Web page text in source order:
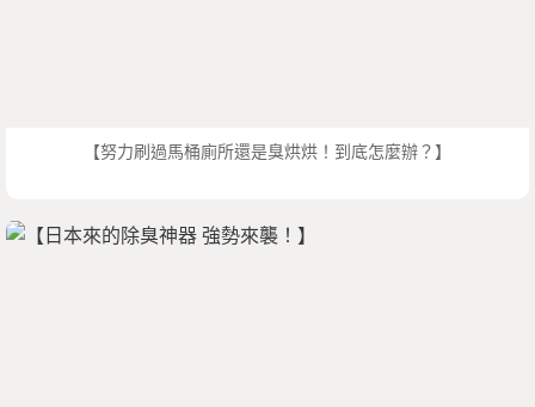
【努力刷過馬桶廁所還是臭烘烘！到底怎麼辦？】